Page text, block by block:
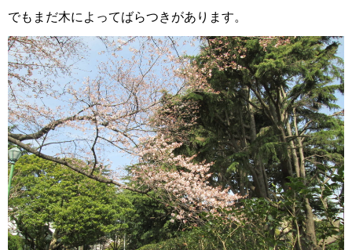
でもまだ木によってばらつきがあります。